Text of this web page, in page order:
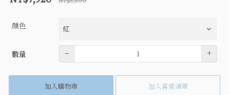
顏色
數量 數量– +
加入購物車 加入喜愛清單